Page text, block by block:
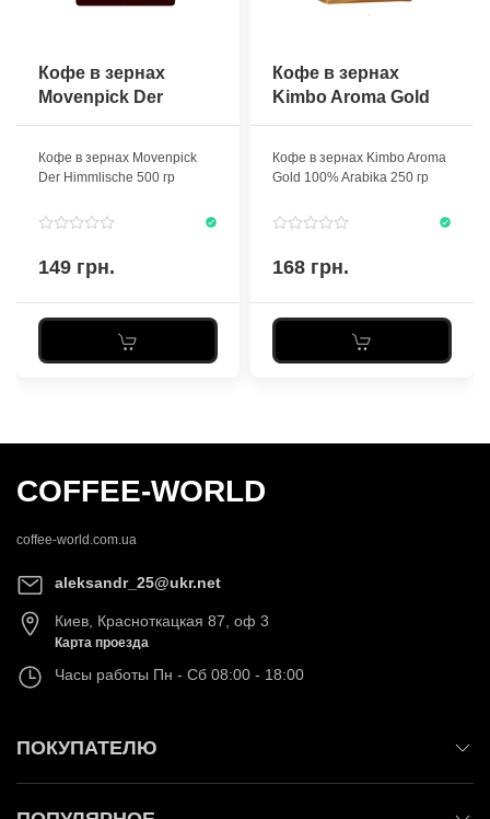
Кофе в зернах
Movenpick Der
Himmlische 500 гр
Кофе в зернах Movenpick
Der Himmlische 500 гр
149 грн.
Кофе в зернах
Kimbo Aroma Gold
100% Arabika 250 гр
Кофе в зернах Kimbo Aroma
Gold 100% Arabika 250 гр
168 грн.
COFFEE-WORLD
coffee-world.com.ua
aleksandr_25@ukr.net
Киев, Красноткацкая 87, оф 3
Карта проезда
Часы работы Пн - Сб 08:00 - 18:00
ПОКУПАТЕЛЮ